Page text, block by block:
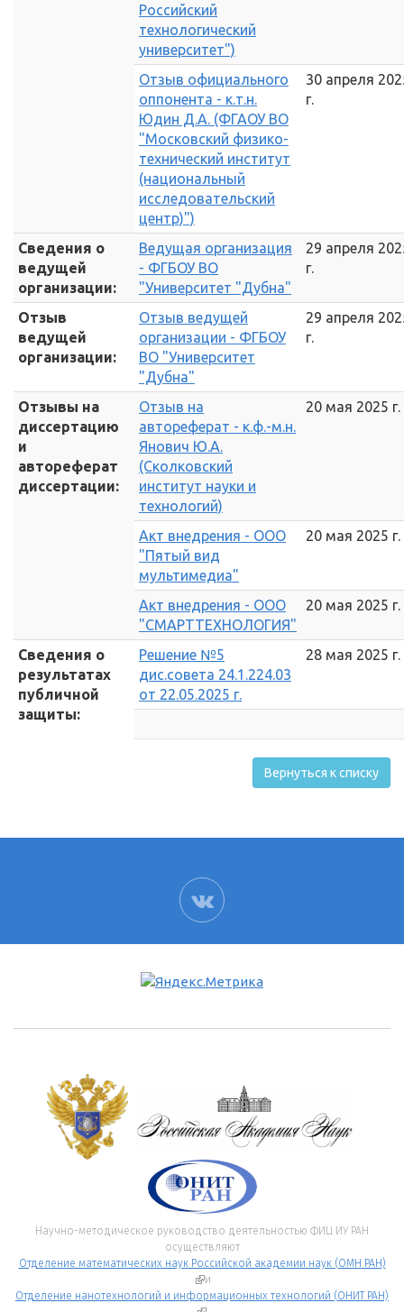
Российский
технологический
университет")
Отзыв официального
оппонента - к.т.н.
Юдин Д.А. (ФГАОУ ВО
"Московский физико-
технический институт
(национальный
исследовательский
центр)")
30 апреля
г.
Сведения о
ведущей
организации:
Ведущая организация
- ФГБОУ ВО
"Университет "Дубна"
29 апреля
г.
Отзыв
ведущей
организации:
Отзыв ведущей
организации - ФГБОУ
ВО "Университет
"Дубна"
29 апреля
г.
Отзывы на
диссертацию
и
автореферат
диссертации:
Отзыв на
автореферат - к.ф.-м.н.
Янович Ю.А.
(Сколковский
институт науки и
технологий)
20 мая 2025 г.
Акт внедрения - ООО
"Пятый вид
мультимедиа"
20 мая 2025 г.
Акт внедрения - ООО
"СМАРТТЕХНОЛОГИЯ"
20 мая 2025 г.
Сведения о
результатах
публичной
защиты:
Решение №5
дис.совета 24.1.224.03
от 22.05.2025 г.
28 мая 2025 г.
Вернуться к списку
ВК
Научно-методическое руководство деятельностью ФИЦ ИУ РАН
осуществляют
Отделение математических наук Российской академии наук (ОМН РАН)
(внешняя ссылка)
и
Отделение нанотехнологий и информационных технологий (ОНИТ РАН)